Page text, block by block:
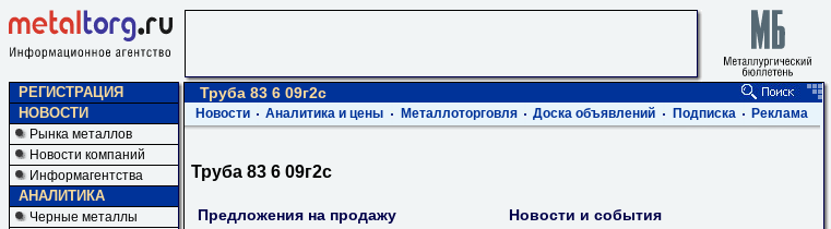
РЕГИСТРАЦИЯ
НОВОСТИ
Рынка металлов
Новости компаний
Информагентства
АНАЛИТИКА
Черные металлы
Труба 83 6 09г2с
Новости Аналитика и цены Металлоторговля Доска объявлений Подписка Реклама
Труба 83 6 09г2с
Предложения на продажу Новости и события